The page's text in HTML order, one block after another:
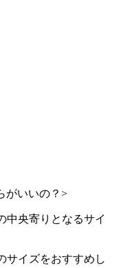
がいいの？>
中央寄りとなるサイ
サイズをおすすめし